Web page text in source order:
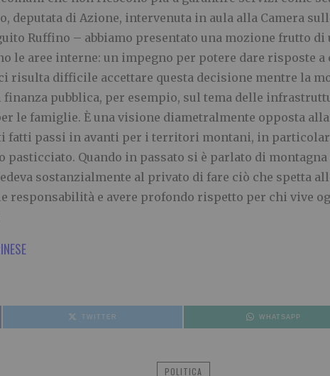
deputata di Azione, intervenuta in aula alla Camera
Ruffino – abbiamo presentato una mozione frutto
le aree interne: un impegno per potere dare risposte
risulta difficile accettare questa decisione mentre la
pubblica, per esempio, sul tema delle
le famiglie. È una visione diametralmente opposta alla
fatti passi in avanti per i territori montani, in
Quando in passato si è parlato di
sostanzialmente al privato di fare ciò che spetta
responsabilità e avere profondo rispetto per chi vive
TWITTER WHATSAPP
POLITICA